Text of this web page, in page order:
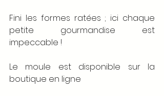
Fini les formes ratées ; ici chaque
petite gourmandise est
impeccable !
Le moule est disponible sur la
boutique en ligne